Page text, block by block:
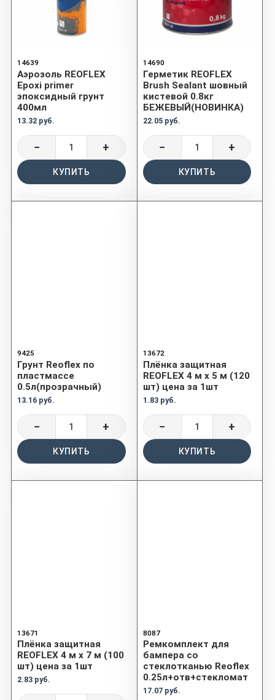
14639
Аэрозоль REOFLEX
Epoxi primer
эпоксидный грунт
400мл
13.32 руб.
− +
КУПИТЬ
14690
Герметик REOFLEX
Brush Sealant шовный
кистевой 0.8кг
БЕЖЕВЫЙ(НОВИНКА)
22.05 руб.
− +
КУПИТЬ
9425
Грунт Reoflex по
пластмассе
0.5л(прозрачный)
13.16 руб.
− +
КУПИТЬ
13672
Плёнка защитная
REOFLEX 4 м x 5 м (120
шт) цена за 1шт
1.83 руб.
− +
КУПИТЬ
13671
Плёнка защитная
REOFLEX 4 м x 7 м (100
шт) цена за 1шт
2.83 руб.
8087
Ремкомплект для
бампера со
стеклотканью Reoflex
0.25л+отв+стекломат
17.07 руб.